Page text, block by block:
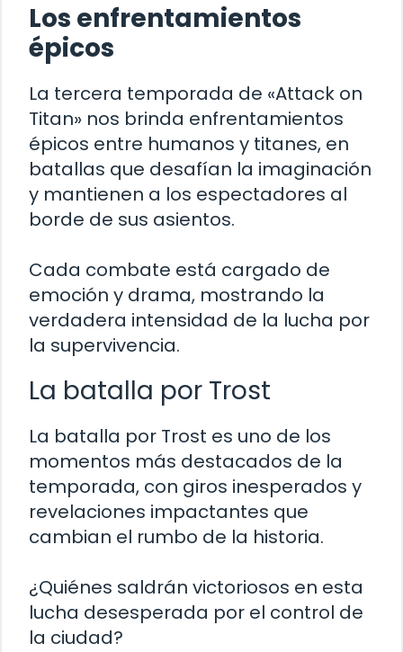
Los enfrentamientos
épicos
La tercera temporada de «Attack on
Titan» nos brinda enfrentamientos
épicos entre humanos y titanes, en
batallas que desafían la imaginación
y mantienen a los espectadores al
borde de sus asientos.
Cada combate está cargado de
emoción y drama, mostrando la
verdadera intensidad de la lucha por
la supervivencia.
La batalla por Trost
La batalla por Trost es uno de los
momentos más destacados de la
temporada, con giros inesperados y
revelaciones impactantes que
cambian el rumbo de la historia.
¿Quiénes saldrán victoriosos en esta
lucha desesperada por el control de
la ciudad?